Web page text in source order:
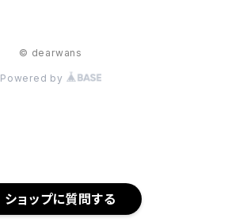
ショップに質問する
© dearwans
Powered by